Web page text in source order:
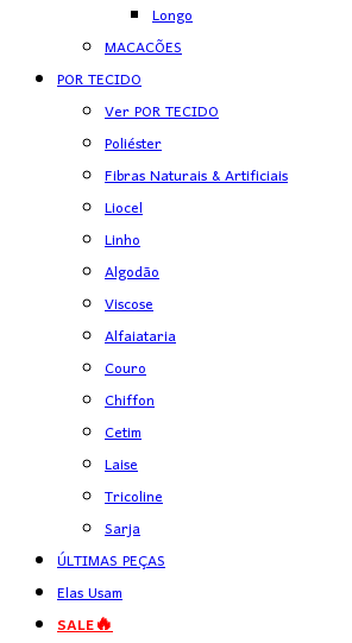
Longo
MACACÕES
POR TECIDO
Ver POR TECIDO
Poliéster
Fibras Naturais & Artificiais
Liocel
Linho
Algodão
Viscose
Alfaiataria
Couro
Chiffon
Cetim
Laise
Tricoline
Sarja
ÚLTIMAS PEÇAS
Elas Usam
SALE🔥